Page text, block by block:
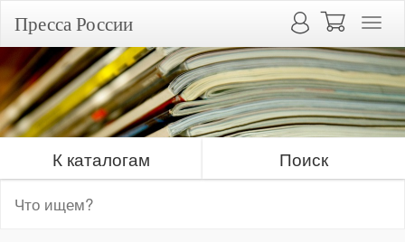
Пресса России
К каталогам Поиск